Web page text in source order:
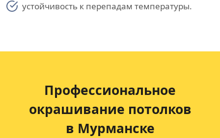
устойчивость к перепадам температуры.
Профессиональное
окрашивание потолков
в Мурманске